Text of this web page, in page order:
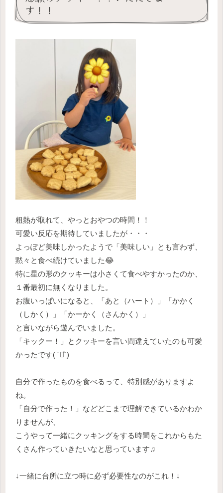
す！！
粗熱が取れて、やっとおやつの時間！！
可愛い反応を期待していましたが・・・
よっぽど美味しかったようで「美味しい」とも言わず、
黙々と食べ続けていました😂
特に星の形のクッキーは小さくて食べやすかったのか、
１番最初に無くなりました。
お腹いっぱいになると、「あと（ハート）」「かかく
（しかく）」「かーかく（さんかく）」
と言いながら遊んでいました。
「キックー！」とクッキーを言い間違えていたのも可愛
かったです( ´◡͐`)
自分で作ったものを食べるって、特別感がありますよ
ね。
「自分で作った！」などどこまで理解できているかわか
りませんが、
こうやって一緒にクッキングをする時間をこれからもた
くさん作っていきたいなと思っています♫
↓一緒に台所に立つ時に必ず必要性なのがこれ！↓